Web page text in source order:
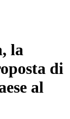
la
di
al